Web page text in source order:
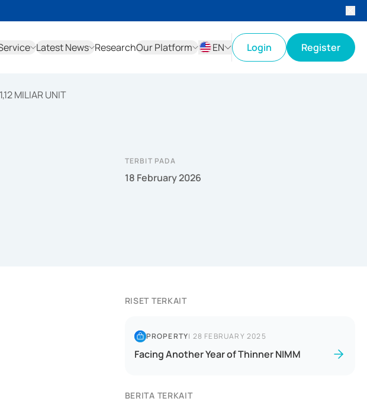
Latest News ResearchOur Platform
EN
Login Register
MILIAR UNIT
TERBIT PADA
18 February 2026
RISET TERKAIT
PROPERTY| 28 FEBRUARY 2025
Facing Another Year of Thinner NIMM
BERITA TERKAIT